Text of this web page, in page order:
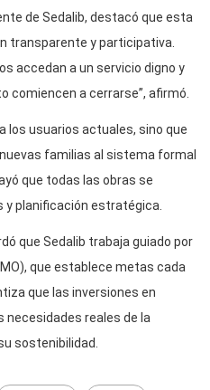
de Sedalib, destacó que esta
transparente y participativa.
accedan a un servicio digno y
comiencen a cerrarse”, afirmó.
los usuarios actuales, sino que
familias al sistema formal
que todas las obras se
planificación estratégica.
que Sedalib trabaja guiado por
que establece metas cada
que las inversiones en
reales de la
sostenibilidad.